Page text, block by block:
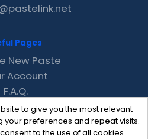
to give you the most relevant
preferences and repeat visits.
to the use of all cookies.
Pages
New Paste
Account
F.A.Q.